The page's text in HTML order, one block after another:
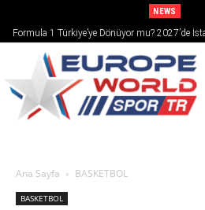
NEWS
Formula 1 Türkiye’ye Dönüyor mu? 2027’de
Ana Sayfa BASKETBOL
BASKETBOL